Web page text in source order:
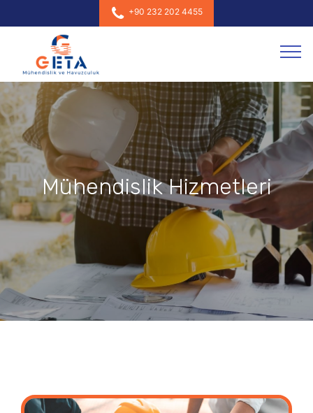
+90 232 202 4455
Mühendislik Hizmetleri